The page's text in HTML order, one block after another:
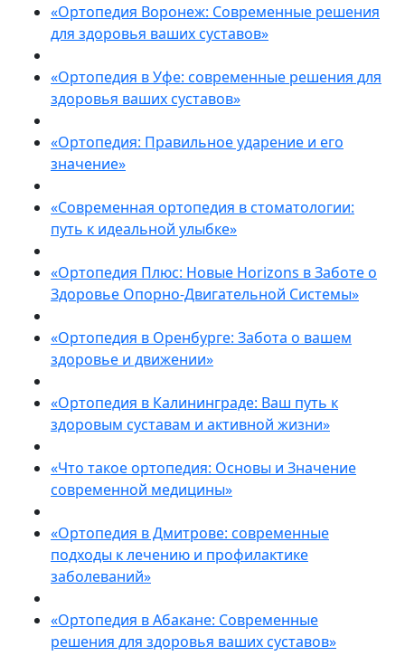
«Ортопедия Воронеж: Современные решения
для здоровья ваших суставов»
«Ортопедия в Уфе: современные решения для
здоровья ваших суставов»
«Ортопедия: Правильное ударение и его
значение»
«Современная ортопедия в стоматологии:
путь к идеальной улыбке»
«Ортопедия Плюс: Новые Horizons в Заботе о
Здоровье Опорно-Двигательной Системы»
«Ортопедия в Оренбурге: Забота о вашем
здоровье и движении»
«Ортопедия в Калининграде: Ваш путь к
здоровым суставам и активной жизни»
«Что такое ортопедия: Основы и Значение
современной медицины»
«Ортопедия в Дмитрове: современные
подходы к лечению и профилактике
заболеваний»
«Ортопедия в Абакане: Современные
решения для здоровья ваших суставов»